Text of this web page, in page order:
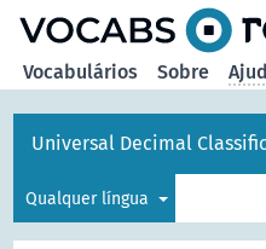
Vocabulários Sobre
Universal Decimal
Qualquer língua